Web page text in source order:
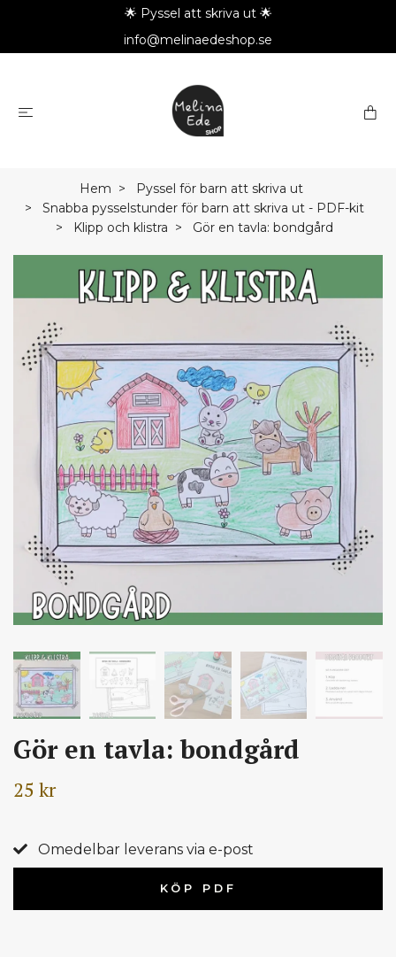
🌟 Pyssel att skriva ut 🌟
info@melinaedeshop.se
Hem
Pyssel för barn att skriva ut
Snabba pysselstunder för barn att skriva ut - PDF-kit
Klipp och klistra
Gör en tavla: bondgård
Gör en tavla: bondgård
25 kr
Omedelbar leverans via e-post
KÖP PDF